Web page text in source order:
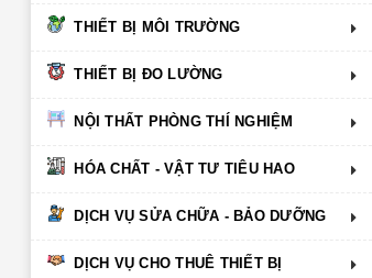
THIẾT BỊ MÔI TRƯỜNG
THIẾT BỊ ĐO LƯỜNG
NỘI THẤT PHÒNG THÍ NGHIỆM
HÓA CHẤT - VẬT TƯ TIÊU HAO
DỊCH VỤ SỬA CHỮA - BẢO DƯỠNG
DỊCH VỤ CHO THUÊ THIẾT BỊ